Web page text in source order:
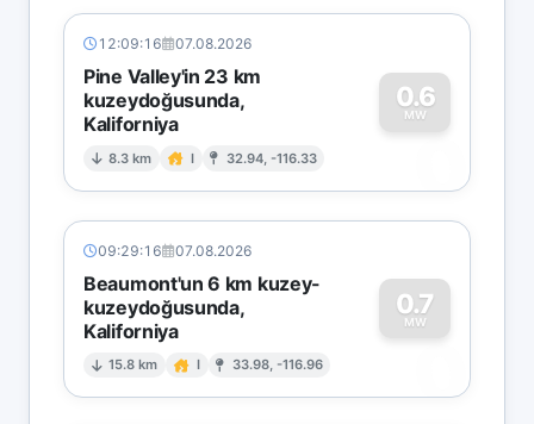
12:09:16 07.08.2026
Pine Valley'in 23 km
kuzeydoğusunda,
Kaliforniya
8.3 km I 32.94, -116.33
0.6
MW
0
09:29:16 07.08.2026
Beaumont'un 6 km kuzey-
kuzeydoğusunda,
Kaliforniya
15.8 km I 33.98, -116.96
0.7
MW
0